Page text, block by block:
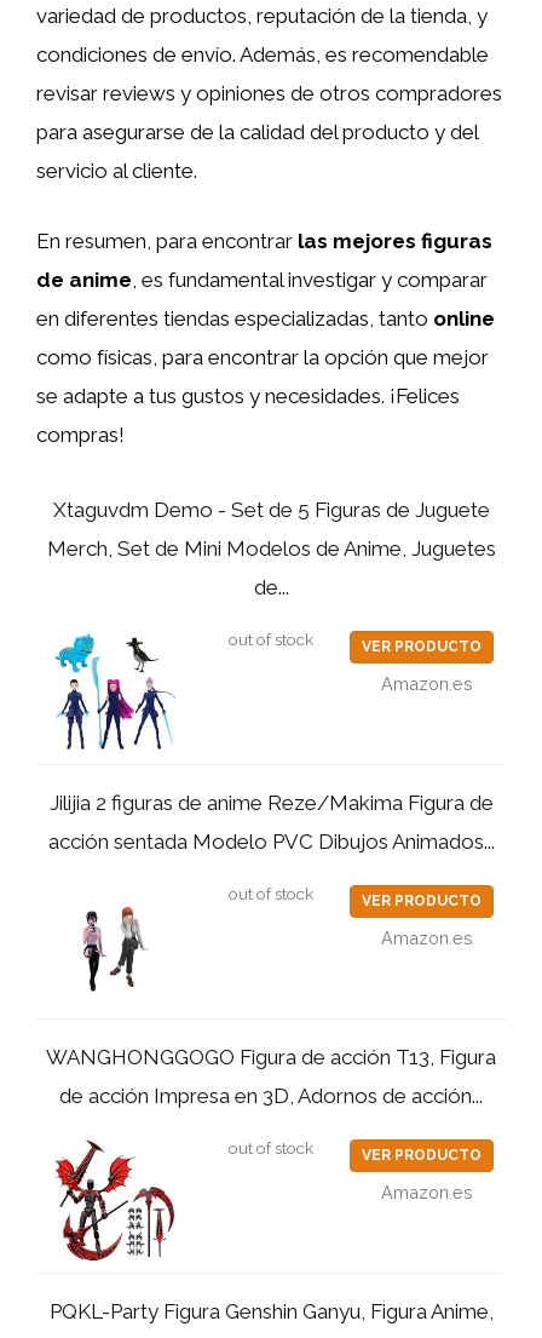
variedad de productos, reputación de la tienda, y
condiciones de envío. Además, es recomendable
revisar reviews y opiniones de otros compradores
para asegurarse de la calidad del producto y del
servicio al cliente.
En resumen, para encontrar las mejores figuras
de anime , es fundamental investigar y comparar
en diferentes tiendas especializadas, tanto online
como físicas, para encontrar la opción que mejor
se adapte a tus gustos y necesidades. ¡Felices
compras!
Xtaguvdm Demo - Set de 5 Figuras de Juguete
Merch, Set de Mini Modelos de Anime, Juguetes
de...
out of stock VER PRODUCTO
Amazon.es
Jilijia 2 figuras de anime Reze/Makima Figura de
acción sentada Modelo PVC Dibujos Animados...
out of stock VER PRODUCTO
Amazon.es
WANGHONGGOGO Figura de acción T13, Figura
de acción Impresa en 3D, Adornos de acción...
out of stock VER PRODUCTO
Amazon.es
PQKL-Party Figura Genshin Ganyu, Figura Anime,